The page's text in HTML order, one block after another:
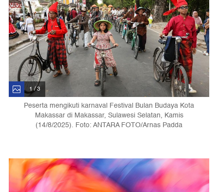
1 / 3
Peserta mengikuti karnaval Festival Bulan Budaya Kota
Makassar di Makassar, Sulawesi Selatan, Kamis
(14/8/2025). Foto: ANTARA FOTO/Arnas Padda